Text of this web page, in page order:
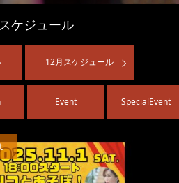
ケジュール
12月スケジュール
Event SpecialEvent